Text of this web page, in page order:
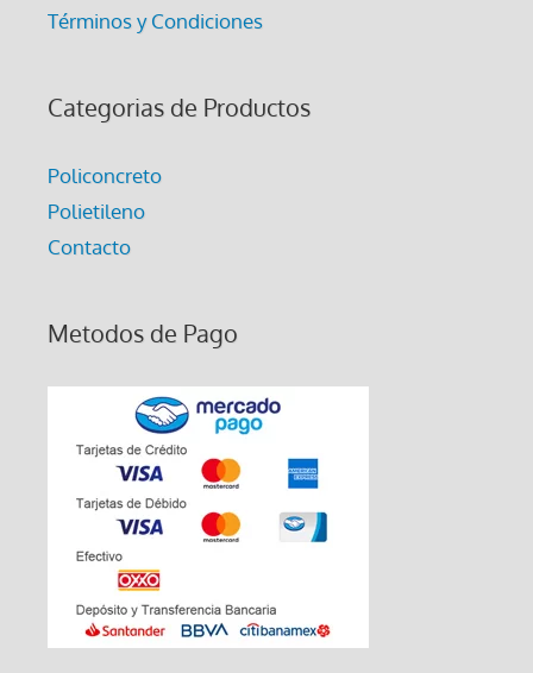
Términos y Condiciones
Categorias de Productos
Policoncreto
Polietileno
Contacto
Metodos de Pago